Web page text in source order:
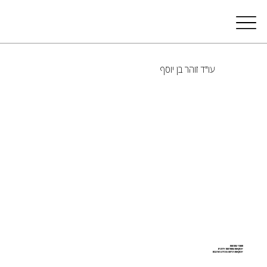
עו"ד זוהר בן יוסף
תחומי התמחות
עסקאות התחדשות עירונית
עסקאות רכישה/מכירה מורכבות